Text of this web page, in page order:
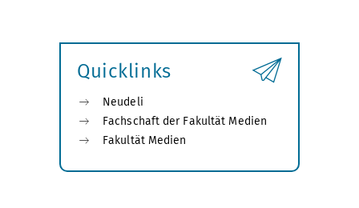
Quicklinks
Neudeli
Fachschaft der Fakultät Medien
Fakultät Medien